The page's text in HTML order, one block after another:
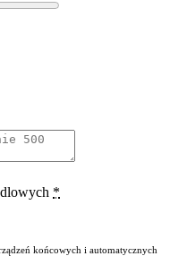
*
końcowych i automatycznych